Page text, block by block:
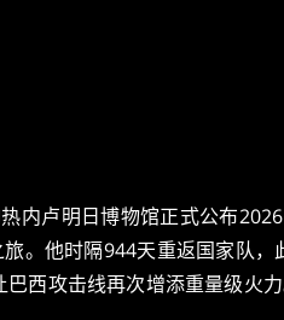
内卢明日博物馆正式公布
。他时隔944天重返国家队
西攻击线再次增添重量级火力